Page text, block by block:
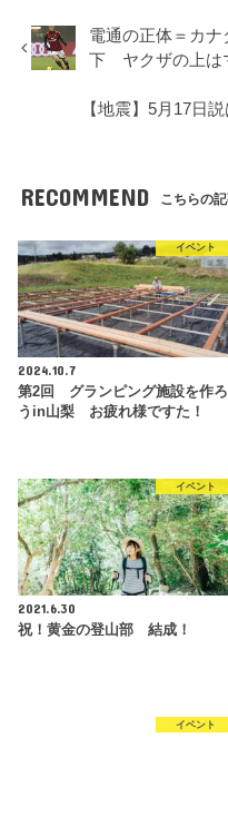
電通の正体＝カ
下 ヤクザの上は
【地震】5月17日
RECOMMEND こちらの
イベント
2024.10.7
第2回 グランピング施設を作ろ
うin山梨 お疲れ様ですた！
イベント
2021.6.30
祝！黄金の登山部 結成！
イベント